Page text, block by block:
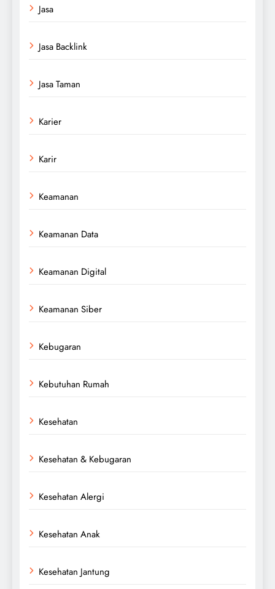
Jasa
Jasa Backlink
Jasa Taman
Karier
Karir
Keamanan
Keamanan Data
Keamanan Digital
Keamanan Siber
Kebugaran
Kebutuhan Rumah
Kesehatan
Kesehatan & Kebugaran
Kesehatan Alergi
Kesehatan Anak
Kesehatan Jantung